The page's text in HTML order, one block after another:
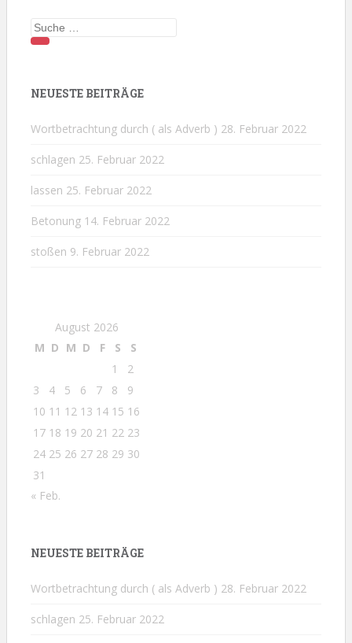
Suche
nach:
NEUESTE BEITRÄGE
Wortbetrachtung durch ( als Adverb ) 28. Februar 2022
schlagen 25. Februar 2022
lassen 25. Februar 2022
Betonung 14. Februar 2022
stoßen 9. Februar 2022
August 2026
M D M D F S
S
1
2
3
4 5 6 7 8
9
10 11 12 13 14 15 16
17 18 19 20 21 22 23
24 25 26 27 28 29 30
31
« Feb.
NEUESTE BEITRÄGE
Wortbetrachtung durch ( als Adverb ) 28. Februar 2022
schlagen 25. Februar 2022